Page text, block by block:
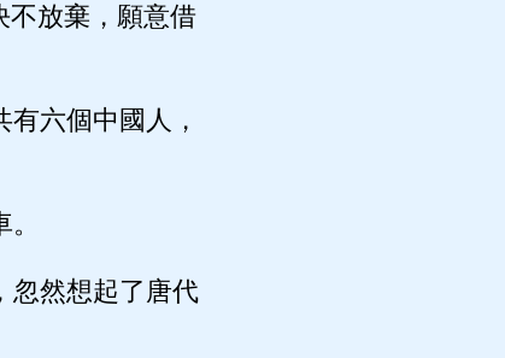
不放棄，願意借
六個中國人，
忽然想起了唐代